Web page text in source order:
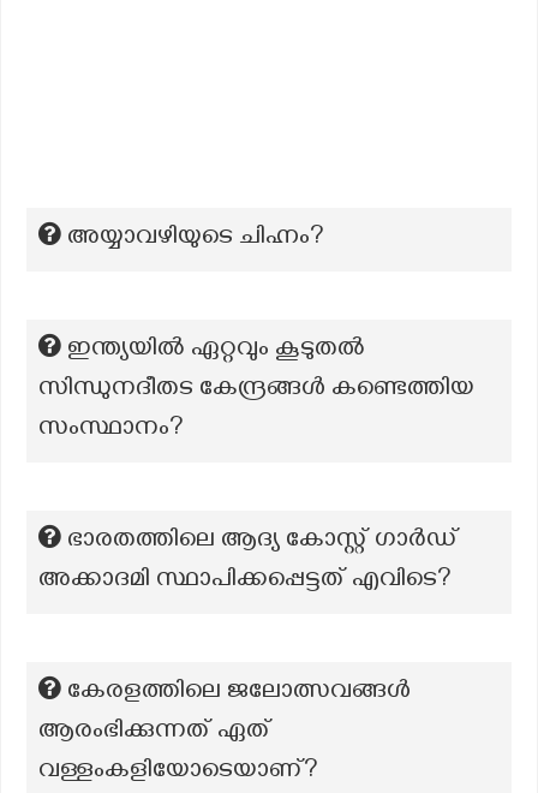
അയ്യാവഴിയുടെ ചിഹ്നം?
ഇന്ത്യയിൽ ഏറ്റവും കൂടുതൽ
സിന്ധുനദീതട കേന്ദ്രങ്ങൾ കണ്ടെത്തിയ
സംസ്ഥാനം?
ഭാരതത്തിലെ ആദ്യ കോസ്റ്റ് ഗാർഡ്
അക്കാദമി സ്ഥാപിക്കപ്പെട്ടത് എവിടെ?
കേരളത്തിലെ ജലോത്സവങ്ങൾ
ആരംഭിക്കുന്നത് ഏത്
വള്ളംകളിയോടെയാണ്?